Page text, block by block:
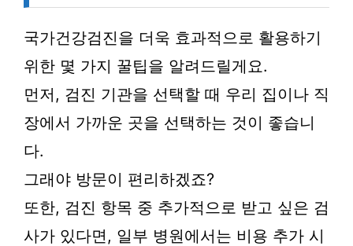
국가건강검진을 더욱 효과적으로 활용하기
위한 몇 가지 꿀팁을 알려드릴게요.
먼저, 검진 기관을 선택할 때 우리 집이나 직
장에서 가까운 곳을 선택하는 것이 좋습니
다.
그래야 방문이 편리하겠죠?
또한, 검진 항목 중 추가적으로 받고 싶은 검
사가 있다면, 일부 병원에서는 비용 추가 시